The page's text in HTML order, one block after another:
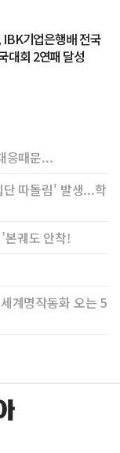
기업은행배 전국
대회 2연패 달성
응때문...
따돌림' 발생...학
본궤도 안착!
계명작동화 오는 5